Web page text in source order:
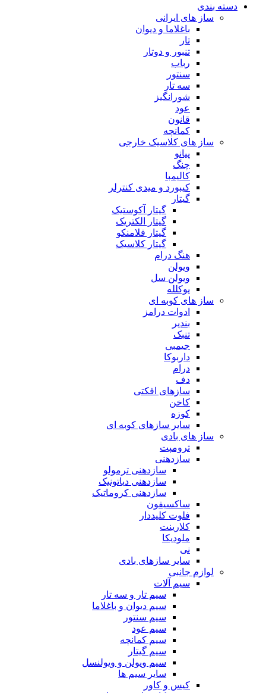
دسته بندی
ساز های ایرانی
باغلاما و دیوان
تار
تنبور و دوتار
رباب
سنتور
سه تار
شورانگیز
عود
قانون
کمانچه
ساز های کلاسیک خارجی
پیانو
چنگ
کالیمبا
کیبورد و میدی کنترلر
گیتار
گیتار آکوستیک
گیتار الکتریک
گیتار فلامنکو
گیتار کلاسیک
هنگ درام
ویولن
ویولن سل
یوکلله
ساز های کوبه ای
ادوات درامز
بندیر
تنبک
جیمبی
داربوکا
درام
دف
سازهای افکتی
کاخن
کوزه
سایر سازهای کوبه ای
ساز های بادی
ترومپت
سازدهنی
سازدهنی ترمولو
سازدهنی دیاتونیک
سازدهنی کروماتیک
ساکسیفون
فلوت کلیددار
کلارینت
ملودیکا
نی
سایر سازهای بادی
لوازم جانبی
سیم آلات
سیم تار و سه تار
سیم دیوان و باغلاما
سیم سنتور
سیم عود
سیم کمانچه
سیم گیتار
سیم ویولن و ویولنسل
سایر سیم ها
کیس و کاور